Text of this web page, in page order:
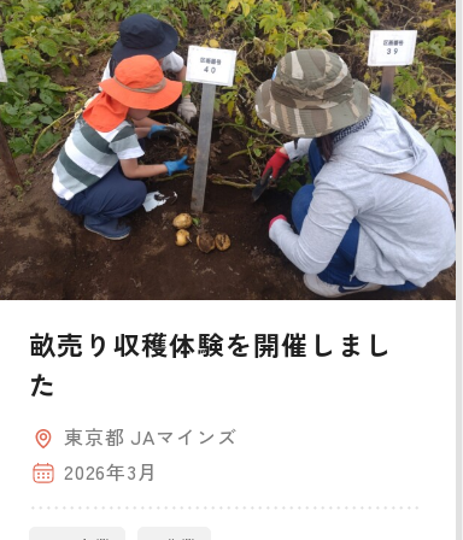
畝売り収穫体験を開催しまし
た
東京都 JAマインズ
2026年3月